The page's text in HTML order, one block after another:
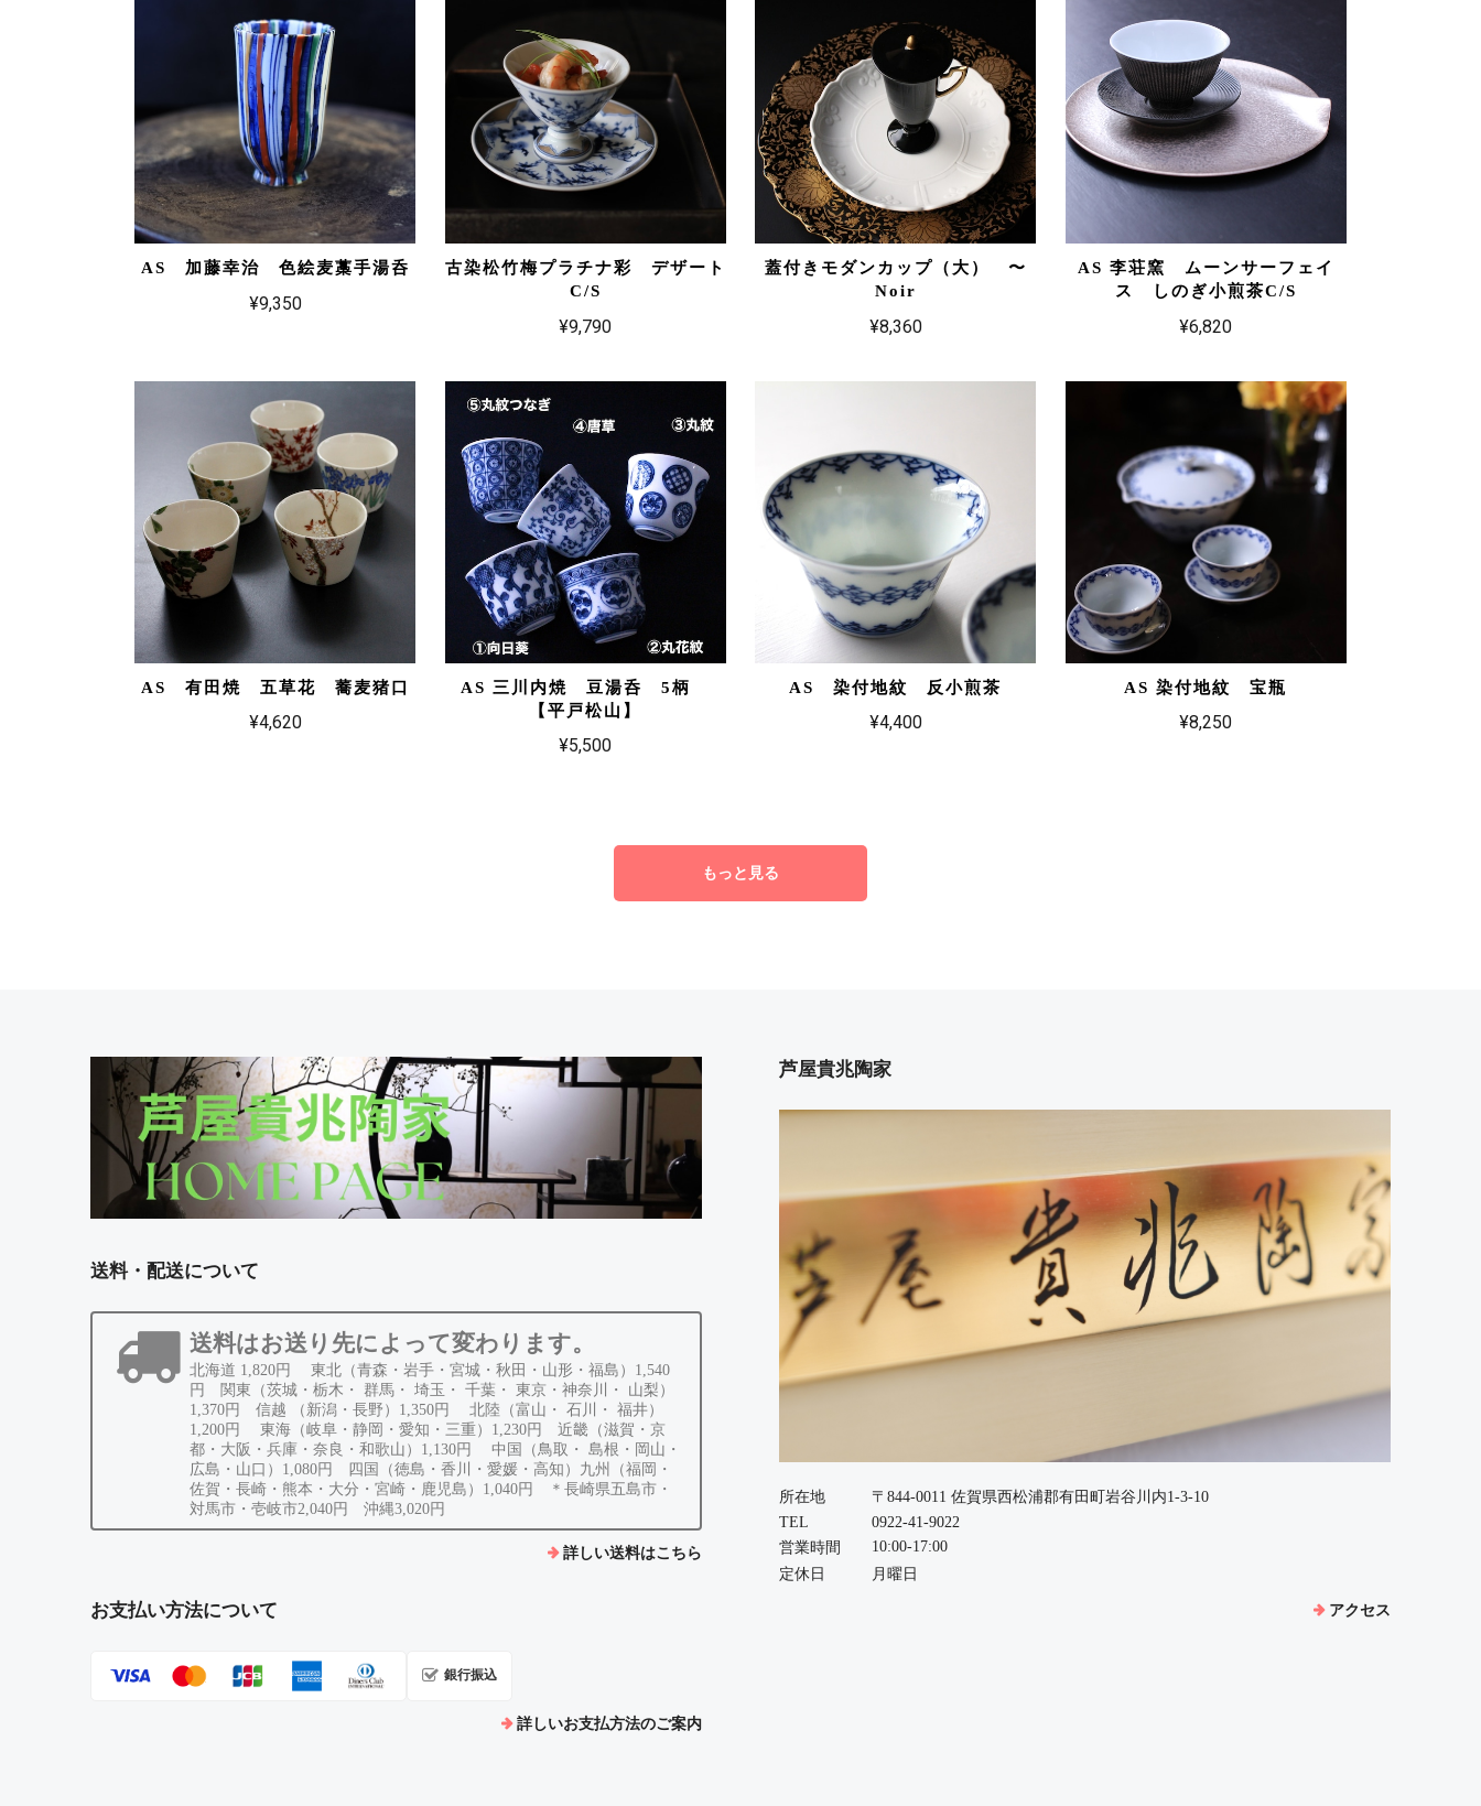
AS 加藤幸治 色絵麦藁手湯呑
¥9,350
古染松竹梅プラチナ彩 デザート
C/S
¥9,790
蓋付きモダンカップ（大） 〜
Noir
¥8,360
AS 李荘窯 ムーンサーフェイ
ス しのぎ小煎茶C/S
¥6,820
AS 有田焼 五草花 蕎麦猪口
¥4,620
AS 三川内焼 豆湯呑 5柄
【平戸松山】
¥5,500
AS 染付地紋 反小煎茶
¥4,400
AS 染付地紋 宝瓶
¥8,250
もっと見る
送料・配送について
送料はお送り先によって変わります。
北海道 1,820円 東北（青森・岩手・宮城・秋田・山形・福島）1,540
円 関東（茨城・栃木・ 群馬・ 埼玉・ 千葉・ 東京・神奈川・ 山梨）
1,370円 信越 （新潟・長野）1,350円 北陸（富山・ 石川・ 福井）
1,200円 東海（岐阜・静岡・愛知・三重）1,230円 近畿（滋賀・京
都・大阪・兵庫・奈良・和歌山）1,130円 中国（鳥取・ 島根・岡山・
広島・山口）1,080円 四国（徳島・香川・愛媛・高知）九州（福岡・
佐賀・長崎・熊本・大分・宮崎・鹿児島）1,040円 ＊長崎県五島市・
対馬市・壱岐市2,040円 沖縄3,020円
詳しい送料はこちら
お支払い方法について
銀行振込
詳しいお支払方法のご案内
芦屋貴兆陶家
所在地
〒844-0011 佐賀県西松浦郡有田町岩谷川内1-3-10
TEL
0922-41-9022
営業時間
10:00-17:00
定休日
月曜日
アクセス